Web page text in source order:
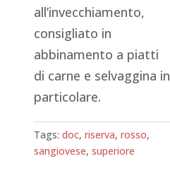
all’invecchiamento,
consigliato in
abbinamento a piatti
di carne e selvaggina in
particolare.
Tags:doc,riserva,rosso,
sangiovese,superiore